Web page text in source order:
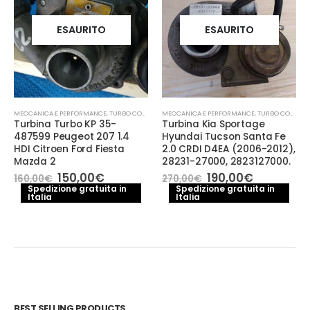
ESAURITO
MECCANICA E PERFORMANCE,TURBO COMPRESSORE- TURBINA
Turbina Turbo KP 35-
487599 Peugeot 207 1.4
HDI Citroen Ford Fiesta
Mazda 2
160,00€ Il
prezzo
originale
150,00€Il
prezzo
attuale
Spedizione gratuita in
Italia
ESAURITO
MECCANICA E PERFORMANCE,TURBO COMPRESSORE- TURBINA
Turbina Kia Sportage
Hyundai Tucson Santa Fe
2.0 CRDI D4EA (2006-2012),
28231-27000, 2823127000.
270,00€ Il
prezzo
originale
190,00€Il
prezzo
attuale
Spedizione gratuita in
Italia